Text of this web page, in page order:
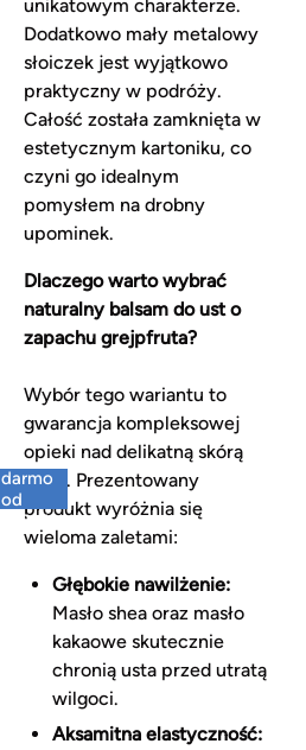
darmo
od
150 zł
unikatowym charakterze.
Dodatkowo mały metalowy
słoiczek jest wyjątkowo
praktyczny w podróży.
Całość została zamknięta w
estetycznym kartoniku, co
czyni go idealnym
pomysłem na drobny
upominek.
Dlaczego warto wybrać
naturalny balsam do ust o
zapachu grejpfruta?
Wybór tego wariantu to
gwarancja kompleksowej
opieki nad delikatną skórą
warg. Prezentowany
produkt wyróżnia się
wieloma zaletami:
Głębokie nawilżenie:
Masło shea oraz masło
kakaowe skutecznie
chronią usta przed utratą
wilgoci.
Aksamitna elastyczność: